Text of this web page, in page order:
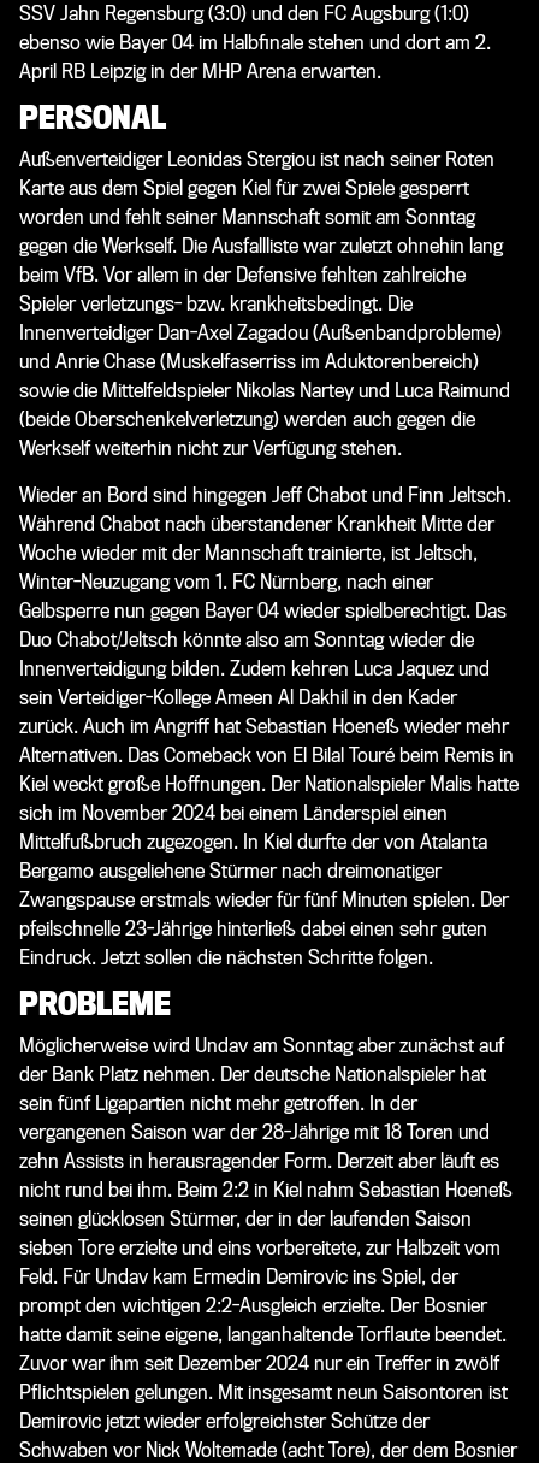
SSV Jahn Regensburg (3:0) und den FC Augsburg (1:0)
ebenso wie Bayer 04 im Halbfinale stehen und dort am 2.
April RB Leipzig in der MHP Arena erwarten.
PERSONAL
Außenverteidiger Leonidas Stergiou ist nach seiner Roten
Karte aus dem Spiel gegen Kiel für zwei Spiele gesperrt
worden und fehlt seiner Mannschaft somit am Sonntag
gegen die Werkself. Die Ausfallliste war zuletzt ohnehin lang
beim VfB. Vor allem in der Defensive fehlten zahlreiche
Spieler verletzungs- bzw. krankheitsbedingt. Die
Innenverteidiger Dan-Axel Zagadou (Außenbandprobleme)
und Anrie Chase (Muskelfaserriss im Aduktorenbereich)
sowie die Mittelfeldspieler Nikolas Nartey und Luca Raimund
(beide Oberschenkelverletzung) werden auch gegen die
Werkself weiterhin nicht zur Verfügung stehen.
Wieder an Bord sind hingegen Jeff Chabot und Finn Jeltsch.
Während Chabot nach überstandener Krankheit Mitte der
Woche wieder mit der Mannschaft trainierte, ist Jeltsch,
Winter-Neuzugang vom 1. FC Nürnberg, nach einer
Gelbsperre nun gegen Bayer 04 wieder spielberechtigt. Das
Duo Chabot/Jeltsch könnte also am Sonntag wieder die
Innenverteidigung bilden. Zudem kehren Luca Jaquez und
sein Verteidiger-Kollege Ameen Al Dakhil in den Kader
zurück. Auch im Angriff hat Sebastian Hoeneß wieder mehr
Alternativen. Das Comeback von El Bilal Touré beim Remis in
Kiel weckt große Hoffnungen. Der Nationalspieler Malis hatte
sich im November 2024 bei einem Länderspiel einen
Mittelfußbruch zugezogen. In Kiel durfte der von Atalanta
Bergamo ausgeliehene Stürmer nach dreimonatiger
Zwangspause erstmals wieder für fünf Minuten spielen. Der
pfeilschnelle 23-Jährige hinterließ dabei einen sehr guten
Eindruck. Jetzt sollen die nächsten Schritte folgen.
PROBLEME
Möglicherweise wird Undav am Sonntag aber zunächst auf
der Bank Platz nehmen. Der deutsche Nationalspieler hat
sein fünf Ligapartien nicht mehr getroffen. In der
vergangenen Saison war der 28-Jährige mit 18 Toren und
zehn Assists in herausragender Form. Derzeit aber läuft es
nicht rund bei ihm. Beim 2:2 in Kiel nahm Sebastian Hoeneß
seinen glücklosen Stürmer, der in der laufenden Saison
sieben Tore erzielte und eins vorbereitete, zur Halbzeit vom
Feld. Für Undav kam Ermedin Demirovic ins Spiel, der
prompt den wichtigen 2:2-Ausgleich erzielte. Der Bosnier
hatte damit seine eigene, langanhaltende Torflaute beendet.
Zuvor war ihm seit Dezember 2024 nur ein Treffer in zwölf
Pflichtspielen gelungen. Mit insgesamt neun Saisontoren ist
Demirovic jetzt wieder erfolgreichster Schütze der
Schwaben vor Nick Woltemade (acht Tore), der dem Bosnier